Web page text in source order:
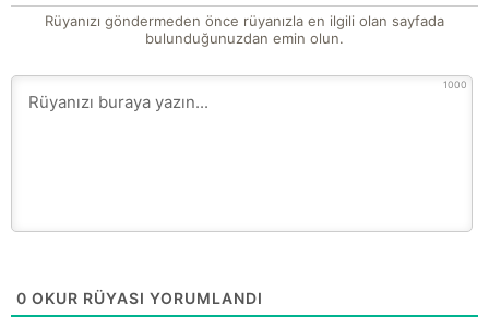
Rüyanızı göndermeden önce rüyanızla en ilgili olan sayfada
bulunduğunuzdan emin olun.
1000
0 OKUR RÜYASI YORUMLANDI